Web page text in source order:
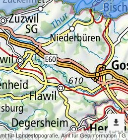
für Landestopografie, Amt für Geoinformation TG
pro Gemeinde